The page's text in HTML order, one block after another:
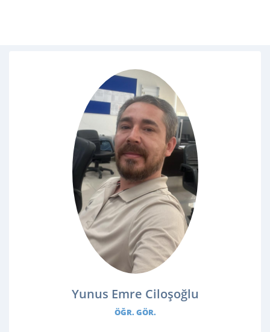
Yunus Emre Ciloşoğlu
ÖĞR. GÖR.